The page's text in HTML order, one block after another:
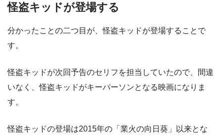
怪盗キッドが登場する
分かったことの二つ目が、怪盗キッドが登場することで
す。
怪盗キッドが次回予告のセリフを担当していたので、間違
いなく、怪盗キッドがキーパーソンとなる映画になりま
す。
怪盗キッドの登場は2015年の「業火の向日葵」以来とな